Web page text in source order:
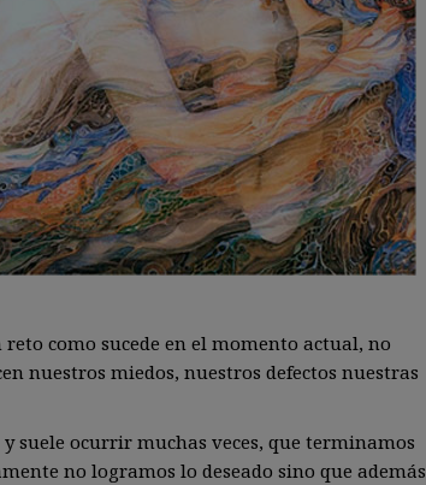
como sucede en el momento actual, no
nuestros miedos, nuestros defectos nuestras
suele ocurrir muchas veces, que terminamos
no logramos lo deseado sino que además